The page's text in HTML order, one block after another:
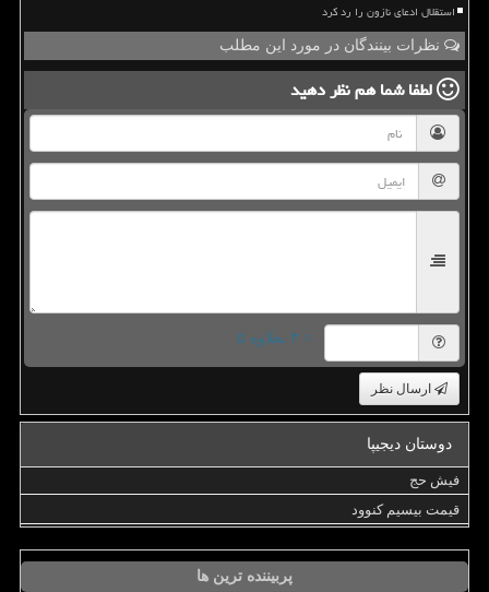
استقلال ادعای نازون را رد کرد
نظرات بینندگان در مورد این مطلب
لطفا شما همنظر دهید
= ۳ بعلاوه ۵
ارسال نظر
دوستان دیجیپا
فیش حج
قیمت بیسیم کنوود
پربیننده ترین ها